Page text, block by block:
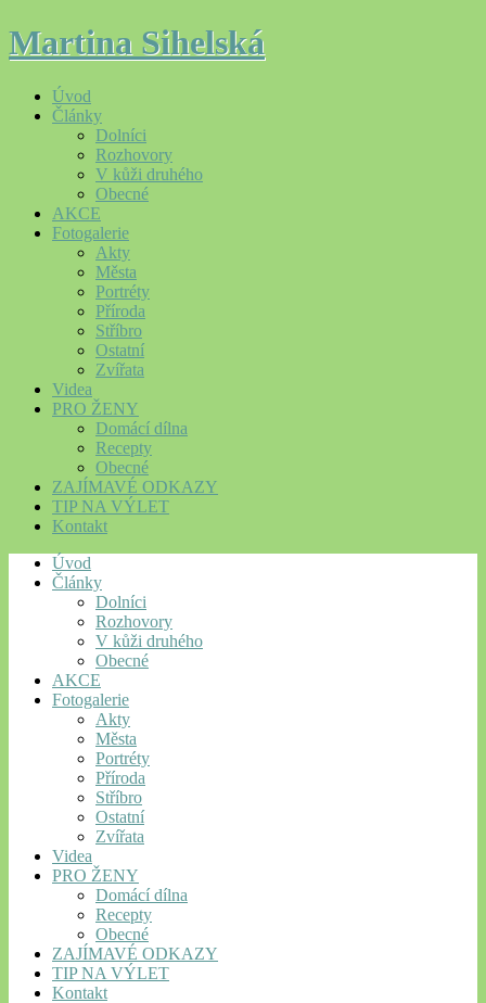
Martina Sihelská
Úvod
Články
Dolníci
Rozhovory
V kůži druhého
Obecné
AKCE
Fotogalerie
Akty
Města
Portréty
Příroda
Stříbro
Ostatní
Zvířata
Videa
PRO ŽENY
Domácí dílna
Recepty
Obecné
ZAJÍMAVÉ ODKAZY
TIP NA VÝLET
Kontakt
Úvod
Články
Dolníci
Rozhovory
V kůži druhého
Obecné
AKCE
Fotogalerie
Akty
Města
Portréty
Příroda
Stříbro
Ostatní
Zvířata
Videa
PRO ŽENY
Domácí dílna
Recepty
Obecné
ZAJÍMAVÉ ODKAZY
TIP NA VÝLET
Kontakt